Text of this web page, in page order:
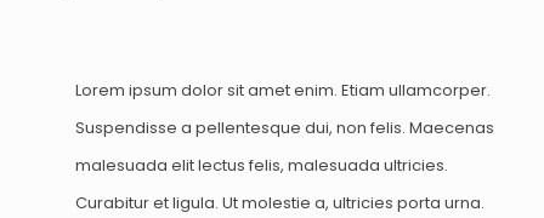
Lorem ipsum dolor sit amet enim. Etiam ullamcorper.
Suspendisse a pellentesque dui, non felis. Maecenas
malesuada elit lectus felis, malesuada ultricies.
Curabitur et ligula. Ut molestie a, ultricies porta urna.